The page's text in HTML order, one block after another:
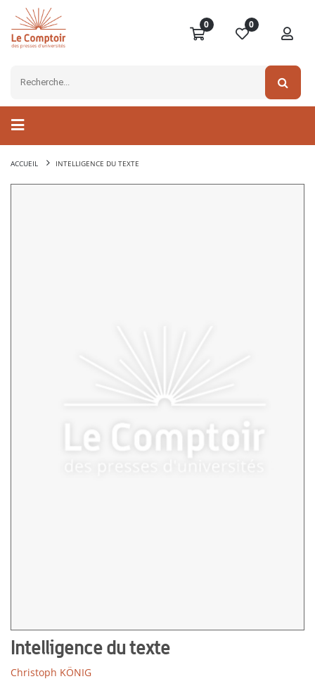
0 0
ACCUEIL INTELLIGENCE DU TEXTE
Intelligence du texte
Christoph KÖNIG